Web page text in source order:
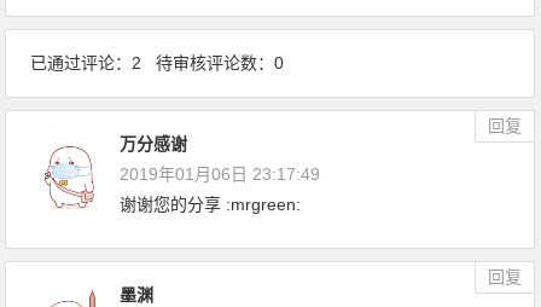
已通过评论：2 待审核评论数：0
万分感谢
回复
2019年01月06日 23:17:49
谢谢您的分享 :mrgreen:
墨渊
回复